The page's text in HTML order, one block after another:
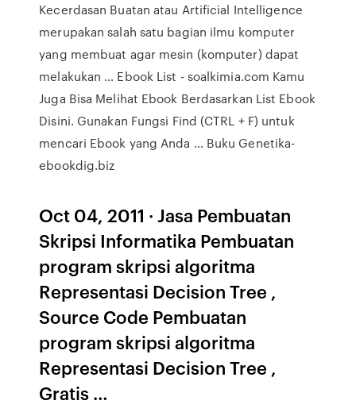
Kecerdasan Buatan atau Artificial Intelligence
merupakan salah satu bagian ilmu komputer
yang membuat agar mesin (komputer) dapat
melakukan … Ebook List - soalkimia.com Kamu
Juga Bisa Melihat Ebook Berdasarkan List Ebook
Disini. Gunakan Fungsi Find (CTRL + F) untuk
mencari Ebook yang Anda … Buku Genetika-
ebookdig.biz
Oct 04, 2011 · Jasa Pembuatan
Skripsi Informatika Pembuatan
program skripsi algoritma
Representasi Decision Tree ,
Source Code Pembuatan
program skripsi algoritma
Representasi Decision Tree ,
Gratis …